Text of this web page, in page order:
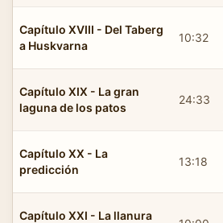
Capítulo XVIII - Del Taberg
a Huskvarna
10:32
Capítulo XIX - La gran
laguna de los patos
24:33
Capítulo XX - La
predicción
13:18
Capítulo XXI - La llanura